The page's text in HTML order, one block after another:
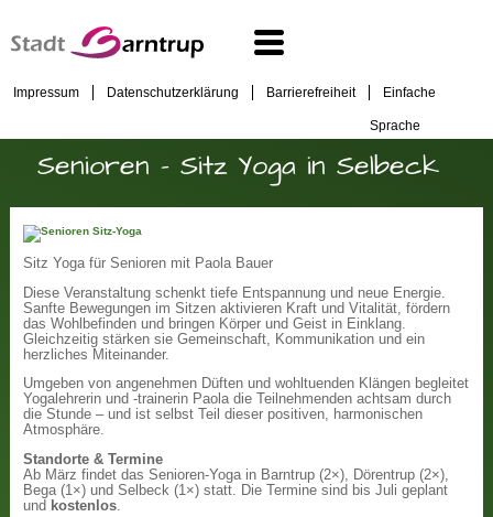
Impressum Datenschutzerklärung Barrierefreiheit Einfache
Sprache
Senioren - Sitz Yoga in Selbeck
Sitz Yoga für Senioren mit Paola Bauer
Diese Veranstaltung schenkt tiefe Entspannung und neue Energie.
Sanfte Bewegungen im Sitzen aktivieren Kraft und Vitalität, fördern
das Wohlbefinden und bringen Körper und Geist in Einklang.
Gleichzeitig stärken sie Gemeinschaft, Kommunikation und ein
herzliches Miteinander.
Umgeben von angenehmen Düften und wohltuenden Klängen begleitet
Yogalehrerin und -trainerin Paola die Teilnehmenden achtsam durch
die Stunde – und ist selbst Teil dieser positiven, harmonischen
Atmosphäre.
Standorte & Termine
Ab März findet das Senioren-Yoga in Barntrup (2×), Dörentrup (2×),
Bega (1×) und Selbeck (1×) statt. Die Termine sind bis Juli geplant
und kostenlos